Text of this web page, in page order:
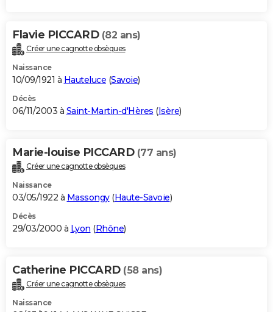
Flavie PICCARD (82 ans)
Créer une cagnotte obsèques
Naissance
10/09/1921 à Hauteluce (Savoie)
Décès
06/11/2003 à Saint-Martin-d'Hères (Isère)
Marie-louise PICCARD (77 ans)
Créer une cagnotte obsèques
Naissance
03/05/1922 à Massongy(Haute-Savoie)
Décès
29/03/2000 à Lyon (Rhône)
Catherine PICCARD (58 ans)
Créer une cagnotte obsèques
Naissance